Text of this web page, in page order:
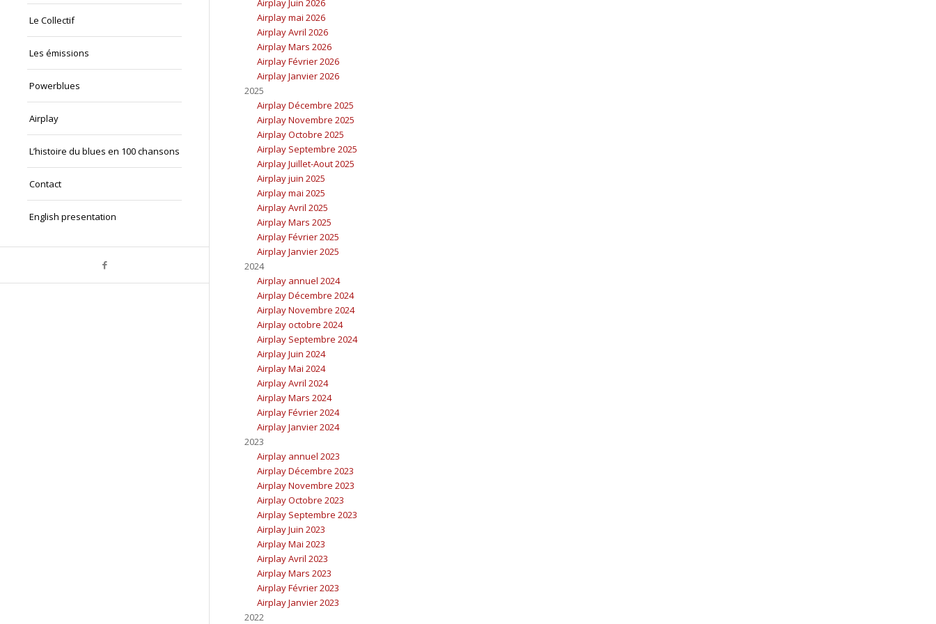
Le Collectif
Les émissions
Powerblues
Airplay
L’histoire du blues en 100 chansons
Contact
English presentation
Airplay Juin 2026
Airplay mai 2026
Airplay Avril 2026
Airplay Mars 2026
Airplay Février 2026
Airplay Janvier 2026
2025
Airplay Décembre 2025
Airplay Novembre 2025
Airplay Octobre 2025
Airplay Septembre 2025
Airplay Juillet-Aout 2025
Airplay juin 2025
Airplay mai 2025
Airplay Avril 2025
Airplay Mars 2025
Airplay Février 2025
Airplay Janvier 2025
2024
Airplay annuel 2024
Airplay Décembre 2024
Airplay Novembre 2024
Airplay octobre 2024
Airplay Septembre 2024
Airplay Juin 2024
Airplay Mai 2024
Airplay Avril 2024
Airplay Mars 2024
Airplay Février 2024
Airplay Janvier 2024
2023
Airplay annuel 2023
Airplay Décembre 2023
Airplay Novembre 2023
Airplay Octobre 2023
Airplay Septembre 2023
Airplay Juin 2023
Airplay Mai 2023
Airplay Avril 2023
Airplay Mars 2023
Airplay Février 2023
Airplay Janvier 2023
2022